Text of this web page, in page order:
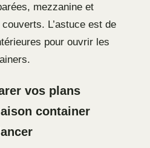
mezzanine et
L’astuce est de
pour ouvrir les
vos plans
container